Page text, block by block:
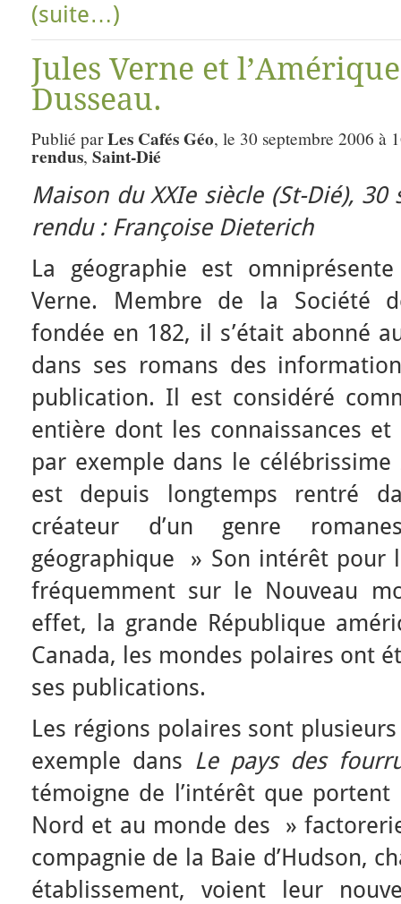
(suite…)
Jules Verne et
Dusseau.
Publié parLes Cafés Géo, le 30 septembre 2006 à
rendus, Saint-Dié
Maison du XXIe siècle (St-Dié),
rendu : Françoise Dieterich
La géographie est
Verne. Membre de la Société
fondée en 182, il s’était abonné
dans ses romans des
publication. Il est considéré
entière dont les connaissances
par exemple dans le célébrissime
est depuis longtemps rentré
créateur d’un genre
géographique » Son intérêt pour
fréquemment sur le Nouveau
effet, la grande République
Canada, les mondes polaires ont
ses publications.
Les régions polaires sont
exemple dans Le pays des
témoigne de l’intérêt que portent
Nord et au monde des »
compagnie de la Baie d’Hudson,
établissement, voient leur